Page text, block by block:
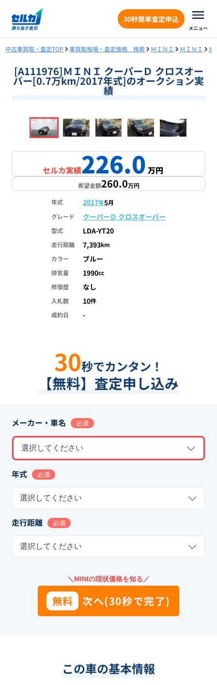
30秒簡単査定申込
メニュー
中古車買取・査定TOP 車買取相場・査定価格 検索 ＭＩＮＩ ＭＩＮＩ Ｍ
[A111976]ＭＩＮＩ クーパーＤ クロスオー
バー[0.7万km/2017年式]のオークション実
績
1/ 18
セルカ実績226.0万円
希望金額260.0万円
年式 2017年5月
グレード
クーパーＤ クロスオーバー
型式 LDA-YT20
走行距離 7,393km
カラー
ブルー
排気量 1990cc
修復歴
なし
入札数 10件
成約日
-
30秒でカンタン！
【無料】査定申し込み
メーカー・車名 必須
選択してください
年式 必須
選択してください
走行距離 必須
選択してください
＼MINIの現状価格を知る／
無料 次へ(30秒で完了)
この車の基本情報